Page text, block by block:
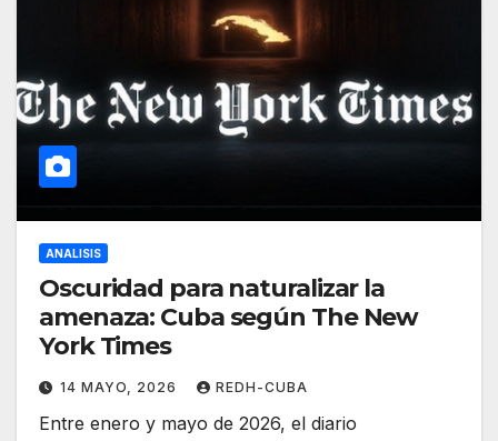
ANALISIS
Oscuridad para naturalizar la
amenaza: Cuba según The New
York Times
14 MAYO, 2026 REDH-CUBA
Entre enero y mayo de 2026, el diario